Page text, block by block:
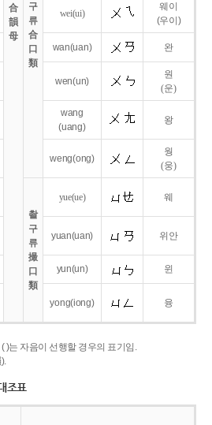
合
韻
母
구
류
合
口
類
wei(ui)
웨이
(우이)
wan(uan) 완
wen(un)
원
(운)
wang
(uang)
왕
weng(ong)
웡
(웅)
촬
구
류
撮
口
類
yue(ue) 웨
yuan(uan) 위안
yun(un) 윈
yong(iong) 융
)는 자음이 선행할 경우의 표기임.
조표